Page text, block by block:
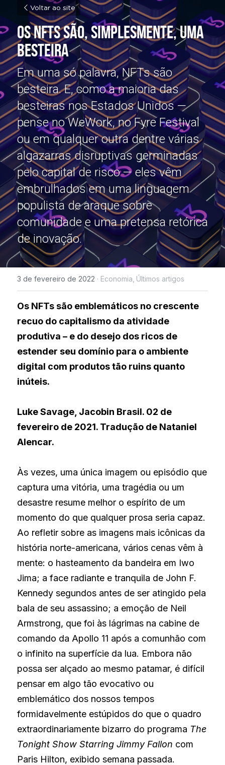
Voltar ao site
Os NFTs são, simplesmente, uma
besteira
Em uma só palavra, NFTs são
besteira. E, como a maioria das
besteiras nos Estados Unidos —
pense no WeWork, no Fyre Festival
ou em qualquer outra dentre várias
algazarras disruptivas germinadas
pelo capital de risco — eles vêm
embrulhados em uma linguagem
populista de araque sobre
comunidade e uma pretensa retórica
de inovação.
3 de fevereiro de 2022 · Economia, Últimos artigos
Os NFTs são emblemáticos no crescente
recuo do capitalismo da atividade
produtiva – e do desejo dos ricos de
estender seu domínio para o ambiente
digital com produtos tão ruins quanto
inúteis.
Luke Savage, Jacobin Brasil. 02 de
fevereiro de 2021. Tradução de Nataniel
Alencar.
Às vezes, uma única imagem ou episódio que
captura uma vitória, uma tragédia ou um
desastre resume melhor o espírito de um
momento do que qualquer prosa seria capaz.
Ao refletir sobre as imagens mais icônicas da
história norte-americana, vários cenas vêm à
mente: o hasteamento da bandeira em Iwo
Jima; a face radiante e tranquila de John F.
Kennedy segundos antes de ser atingido pela
bala de seu assassino; a emoção de Neil
Armstrong, que foi às lágrimas na cabine de
comando da Apollo 11 após a comunhão com
o infinito na superfície da lua. Embora não
possa ser alçado ao mesmo patamar, é difícil
pensar em algo tão evocativo ou
emblemático dos nossos tempos
formidavelmente estúpidos do que o quadro
extraordinariamente bizarro do programa The
Tonight Show Starring Jimmy Fallon com
Paris Hilton, exibido semana passada.